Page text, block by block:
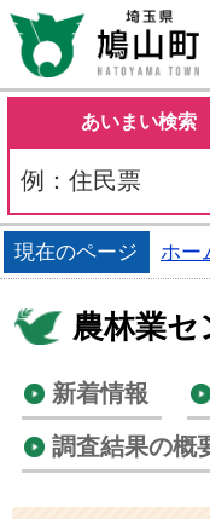
あいまい検索
現在のページ ホー
農林業セ
新着情報
調査結果の概